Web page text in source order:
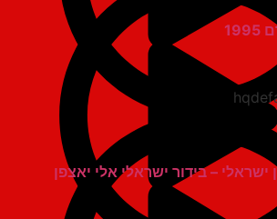
– בידור ישראלי אלי יאצפן